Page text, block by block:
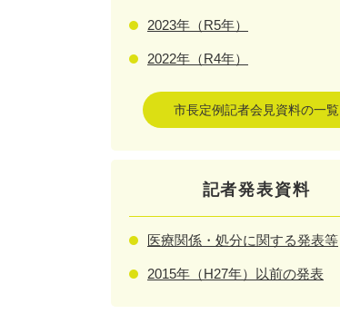
2023年（R5年）
2022年（R4年）
市長定例記者会見資料の一覧
記者発表資料
医療関係・処分に関する発表等
2015年（H27年）以前の発表